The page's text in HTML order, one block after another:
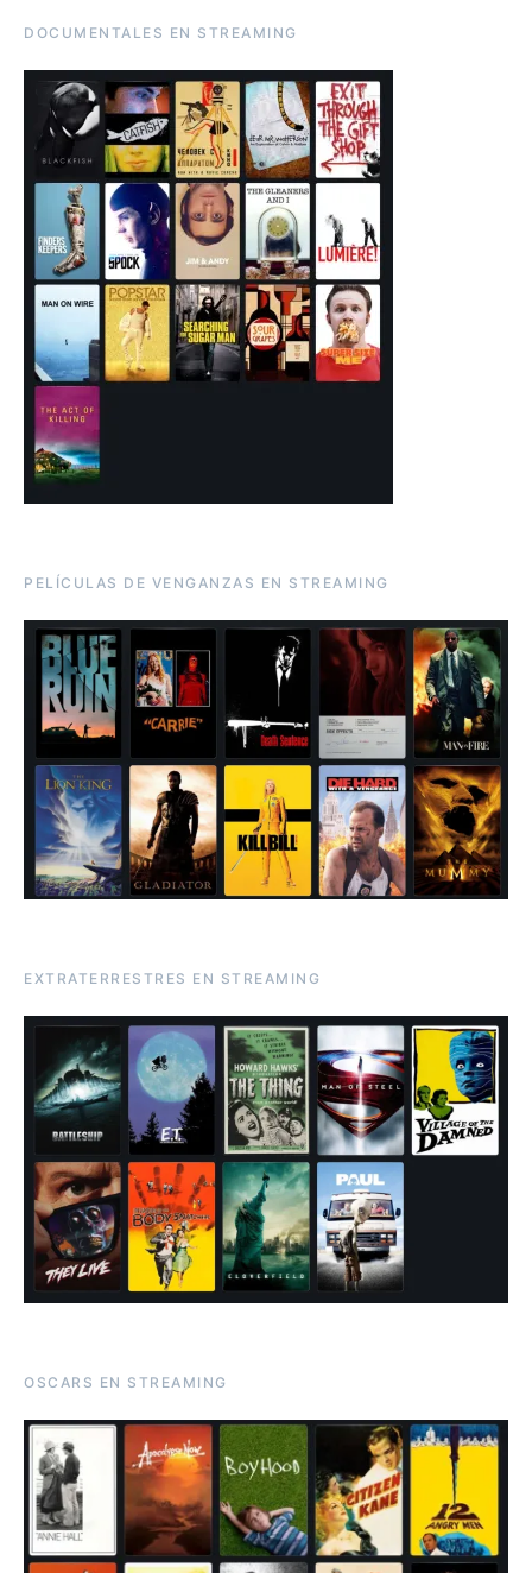
DOCUMENTALES EN STREAMING
PELÍCULAS DE VENGANZAS EN STREAMING
EXTRATERRESTRES EN STREAMING
OSCARS EN STREAMING